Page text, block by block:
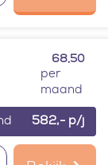
68,50
per
maand
582,- p/j